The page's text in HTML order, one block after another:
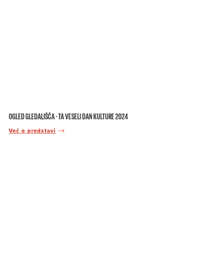
OGLED GLEDALIŠČA - TA VESELI DAN KULTURE 2024
Več o predstavi